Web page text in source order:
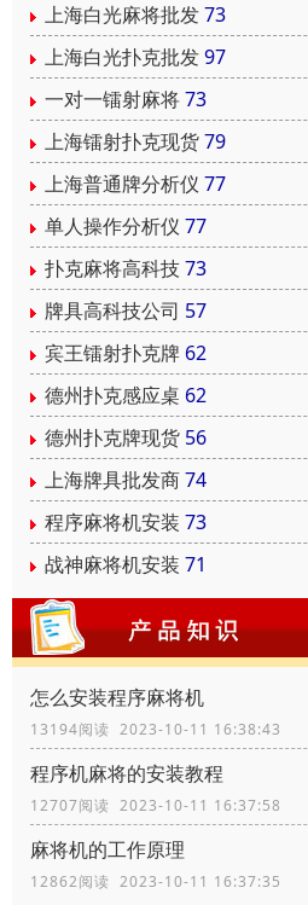
上海白光麻将批发73
上海白光扑克批发97
一对一镭射麻将73
上海镭射扑克现货79
上海普通牌分析仪 77
单人操作分析仪 77
扑克麻将高科技73
牌具高科技公司 57
宾王镭射扑克牌 62
德州扑克感应桌 62
德州扑克牌现货 56
上海牌具批发商74
程序麻将机安装 73
战神麻将机安装 71
怎么安装程序麻将机
13194阅读 2023-10-11 16:38:43
程序机麻将的安装教程
12707阅读 2023-10-11 16:37:58
麻将机的工作原理
12862阅读 2023-10-11 16:37:35